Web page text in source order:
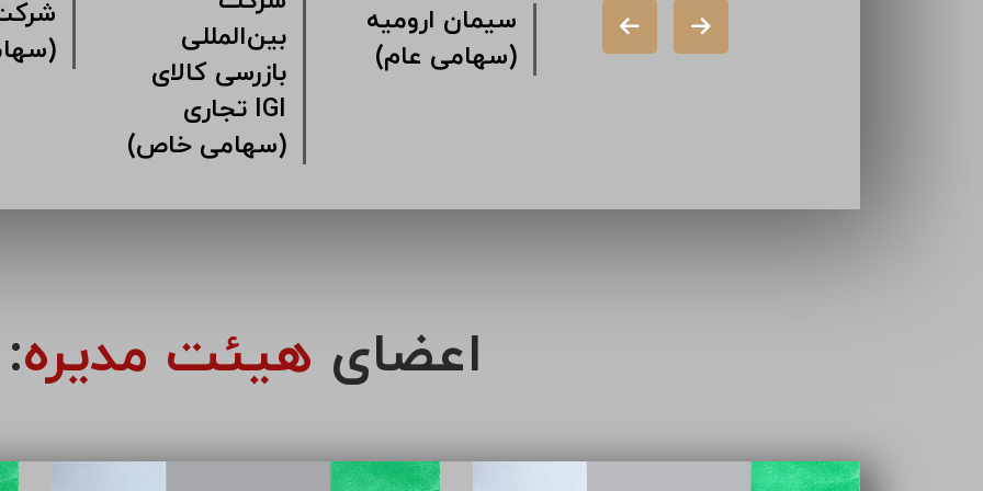
شرکت سرمایه
گذاری سیمان
سیمان ارومیه
(سهامی عام)
بین‌المللی
بازرسی کالای
تجاری IGI
(سهامی خاص)
اعضای هیئت مدیره: